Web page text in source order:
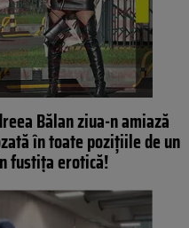
Bălan ziua-n amiază
în toate pozițiile de un
fustița erotică!